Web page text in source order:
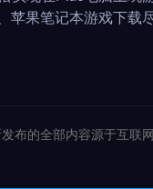
苹果笔记本游戏下载
发布的全部内容源于互联